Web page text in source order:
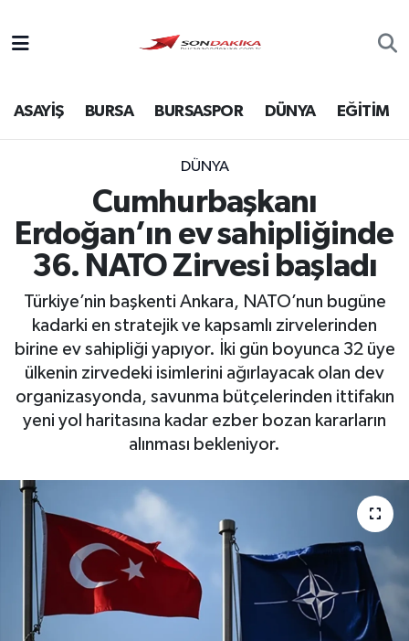
ASAYİŞ BURSA BURSASPOR DÜNYA EĞİTİM
DÜNYA
Cumhurbaşkanı
Erdoğan’ın ev sahipliğinde
36. NATO Zirvesi başladı
Türkiye’nin başkenti Ankara, NATO’nun bugüne
kadarki en stratejik ve kapsamlı zirvelerinden
birine ev sahipliği yapıyor. İki gün boyunca 32 üye
ülkenin zirvedeki isimlerini ağırlayacak olan dev
organizasyonda, savunma bütçelerinden ittifakın
yeni yol haritasına kadar ezber bozan kararların
alınması bekleniyor.
Bursa
Ekonomi
Foto Galeri
Genel
Gündem
Magazin
Türkiye